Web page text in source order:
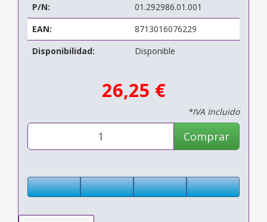
P/N:
01.292986.01.001
EAN:
8713016076229
Disponibilidad:
Disponible
26,25 €
*IVA Incluido
Comprar